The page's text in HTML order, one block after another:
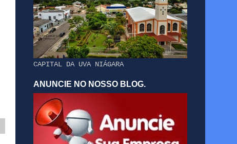
CAPITAL DA UVA NIÁGARA
ANUNCIE NO NOSSO BLOG.